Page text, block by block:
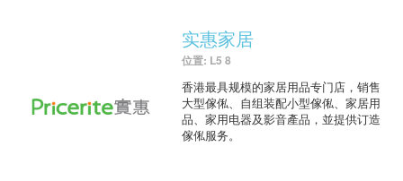
实惠家居
位置: L5 8
香港最具规模的家居用品专门店，销售
大型傢俬、自组装配小型傢俬、家居用
品、家用电器及影音產品，並提供订造
傢俬服务。